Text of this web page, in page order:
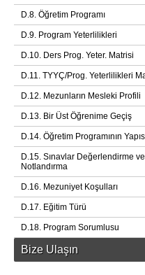
D.8. Öğretim Programı
D.9. Program Yeterlilikleri
D.10. Ders Prog. Yeter. Matrisi
D.11. TYYÇ/Prog. Yeterlilikleri
D.12. Mezunların Mesleki Profili
D.13. Bir Üst Öğrenime Geçiş
D.14. Öğretim Programının
D.15. Sınavlar Değerlendirme ve
Notlandırma
D.16. Mezuniyet Koşulları
D.17. Eğitim Türü
D.18. Program Sorumlusu
Bize Ulaşın